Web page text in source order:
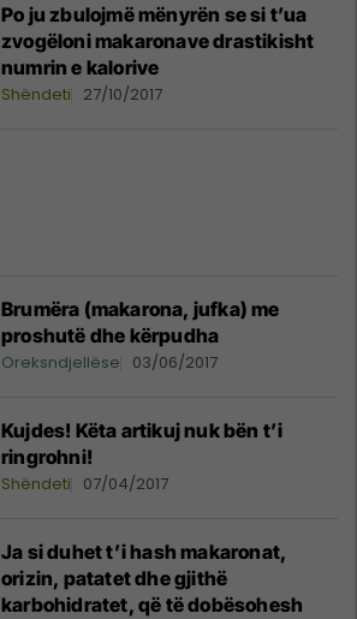
Po ju zbulojmë mënyrën se si t’ua
zvogëloni makaronave drastikisht
numrin e kalorive
Shëndeti 27/10/2017
Brumëra (makarona, jufka) me
proshutë dhe kërpudha
Oreksndjellëse 03/06/2017
Kujdes! Këta artikuj nuk bën t’i
ringrohni!
Shëndeti 07/04/2017
Ja si duhet t’i hash makaronat,
orizin, patatet dhe gjithë
karbohidratet, që të dobësohesh